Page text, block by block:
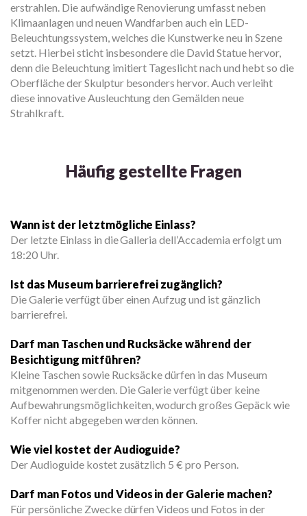
erstrahlen. Die aufwändige Renovierung umfasst neben
Klimaanlagen und neuen Wandfarben auch ein LED-
Beleuchtungssystem, welches die Kunstwerke neu in Szene
setzt. Hierbei sticht insbesondere die David Statue hervor,
denn die Beleuchtung imitiert Tageslicht nach und hebt so die
Oberfläche der Skulptur besonders hervor. Auch verleiht
diese innovative Ausleuchtung den Gemälden neue
Strahlkraft.
Häufig gestellte Fragen
Wann ist der letztmögliche Einlass?
Der letzte Einlass in die Galleria dell’Accademia erfolgt um
18:20 Uhr.
Ist das Museum barrierefrei zugänglich?
Die Galerie verfügt über einen Aufzug und ist gänzlich
barrierefrei.
Darf man Taschen und Rucksäcke während der
Besichtigung mitführen?
Kleine Taschen sowie Rucksäcke dürfen in das Museum
mitgenommen werden. Die Galerie verfügt über keine
Aufbewahrungsmöglichkeiten, wodurch großes Gepäck wie
Koffer nicht abgegeben werden können.
Wie viel kostet der Audioguide?
Der Audioguide kostet zusätzlich 5 € pro Person.
Darf man Fotos und Videos in der Galerie machen?
Für persönliche Zwecke dürfen Videos und Fotos in der